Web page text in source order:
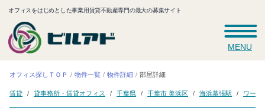
オフィスをはじめとした事業用賃貸不動産専門の最大の募集サイト
MENU
オフィス探しＴＯＰ 物件一覧 物件詳細 部屋詳細
賃貸 貸事務所・賃貸オフィス 千葉県 千葉市 美浜区 海浜幕張駅 ワー